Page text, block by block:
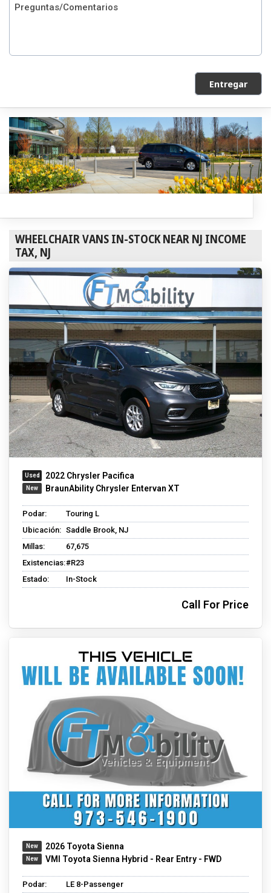
Entregar
WHEELCHAIR VANS IN-STOCK NEAR NJ INCOME
TAX, NJ
2022 Chrysler Pacifica
BraunAbility Chrysler Entervan XT
Podar:
Touring L
Ubicación: Saddle Brook, NJ
Millas:
67,675
Existencias:#R23
Estado:
In-Stock
Call For Price
2026 Toyota Sienna
VMI Toyota Sienna Hybrid - Rear Entry - FWD
Podar: LE 8-Passenger